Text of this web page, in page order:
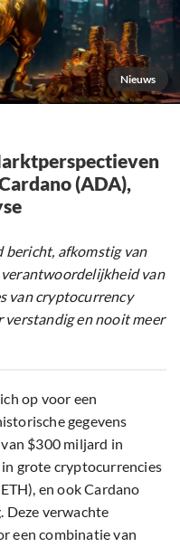
Nieuws
(ADA),
bericht, afkomstig van
van
van cryptocurrency
verstandig en nooit meer
op voor een
gegevens
$300 miljard in
grote cryptocurrencies
en ook Cardano
Deze verwachte
een combinatie van